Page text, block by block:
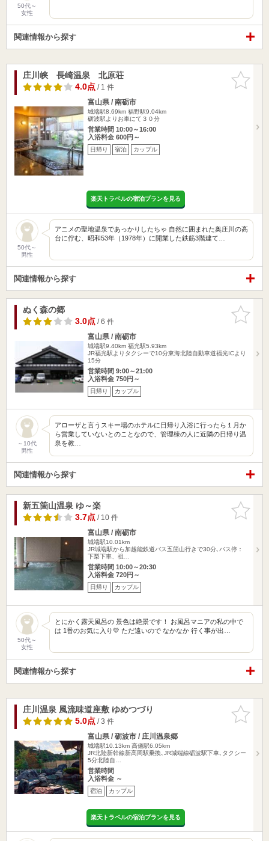
50代～
女性
関連情報から探す
お気に入
りに追加
庄川峡 長崎温泉 北原荘
4.0点/ 1 件
富山県 / 南砺市
城端駅8.69km 福野駅9.04km
砺波駅よりお車にて３０分
営業時間 10:00～16:00
入浴料金 600円～
日帰り 宿泊 カップル
楽天トラベルの宿泊プランを見る
50代～
男性
アニメの聖地温泉であっかりしたちゃ 自然に囲まれた奥庄川の高
台に佇む、昭和53年（1978年）に開業した鉄筋3階建て…
関連情報から探す
お気に入
りに追加
ぬく森の郷
3.0点/ 6 件
富山県 / 南砺市
城端駅9.40km 福光駅5.93km
JR福光駅よりタクシーで10分東海北陸自動車道福光ICより
15分
営業時間 9:00～21:00
入浴料金 750円～
日帰り カップル
～10代
男性
アローザと言うスキー場のホテルに日帰り入浴に行ったら１月か
ら営業していないとのことなので、管理棟の人に近隣の日帰り温
泉を教…
関連情報から探す
お気に入
りに追加
新五箇山温泉 ゆ～楽
3.7点/ 10 件
富山県 / 南砺市
城端駅10.01km
JR城端駅から加越能鉄道バス五箇山行きで30分､バス停：
下梨下車、祖…
営業時間 10:00～20:30
入浴料金 720円～
日帰り カップル
50代～
女性
とにかく露天風呂の 景色は絶景です！ お風呂マニアの私の中で
は 1番のお気に入り💛 ただ遠いので なかなか 行く事が出…
関連情報から探す
お気に入
りに追加
庄川温泉 風流味道座敷 ゆめつづり
5.0点/ 3 件
富山県 / 砺波市 / 庄川温泉郷
城端駅10.13km 高儀駅6.05km
JR北陸新幹線新高岡駅乗換､JR城端線砺波駅下車､タクシー
5分北陸自…
営業時間
入浴料金 ～
宿泊 カップル
楽天トラベルの宿泊プランを見る